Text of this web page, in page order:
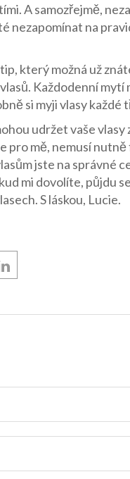
A samozřejmě,
nezapomínat na
který možná už
Každodenní mytí
si myji vlasy každé
udržet vaše
pro mě, nemusí
jste na správné
mi dovolíte, půjdu
S láskou, Lucie.